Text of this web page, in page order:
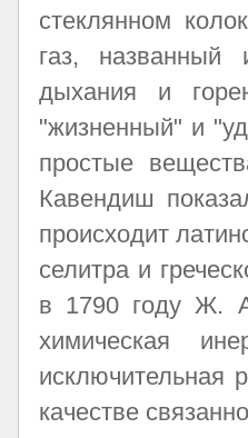
стеклянном
газ,
дыхания и
"жизненный" и
простые
Кавендиш
происходит
селитра и
в 1790 году Ж.
химическая
исключительная
качестве